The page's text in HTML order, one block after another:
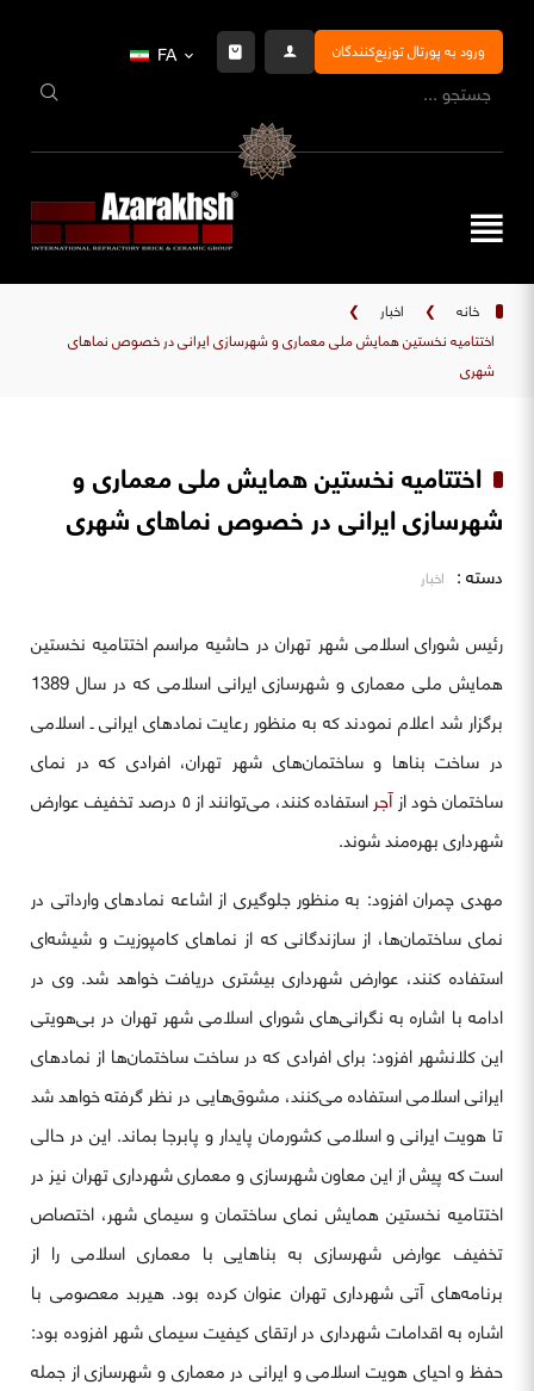
ورود به پورتال توزیع‌کنندگان FA
خانه ❯ اخبار
❯
اختتامیه نخستین همایش ملی معماری و شهرسازی ایرانی در خصوص نماهای
شهری
اختتامیه نخستین همایش ملی معماری و
شهرسازی ایرانی در خصوص نماهای شهری
دسته : اخبار
رئیس شورای اسلامی شهر تهران در حاشیه مراسم اختتامیه نخستین
همایش ملی معماری و شهرسازی ایرانی اسلامی که در سال 1389
برگزار شد اعلام نمودند که به ‌منظور رعایت نمادهای ایرانی ـ اسلامی
در ساخت بناها و ساختمان‌های شهر تهران، افرادی که در نمای
ساختمان خود ازآجر
استفاده کنند، می‌توانند از ۵ درصد تخفیف عوارض
شهرداری بهره‌مند شوند.
مهدی چمران افزود: به ‌منظور جلوگیری از اشاعه نمادهای وارداتی در
نمای ساختمان‌ها، از سازندگانی که از نماهای کامپوزیت و شیشه‌ای
استفاده کنند، عوارض شهرداری بیشتری دریافت خواهد شد. وی در
ادامه با اشاره به نگرانی‌های شورای اسلامی شهر تهران در بی‌هویتی
این کلانشهر افزود: برای افرادی که در ساخت ساختمان‌ها از نمادهای
ایرانی اسلامی استفاده می‌کنند، مشوق‌هایی در نظر گرفته خواهد شد
تا هویت ایرانی و اسلامی کشورمان پایدار و پابرجا بماند. این در حالی
است که پیش از این معاون شهرسازی و معماری شهرداری تهران نیز در
اختتامیه نخستین همایش نمای ساختمان و سیمای شهر، اختصاص
تخفیف عوارض شهرسازی به بناهایی با معماری اسلامی را از
برنامه‌های آتی شهرداری تهران عنوان کرده بود. هیربد معصومی با
اشاره به اقدامات شهرداری در ارتقای کیفیت سیمای شهر افزوده بود:
حفظ و احیای هویت اسلامی و ایرانی در معماری و شهرسازی از جمله